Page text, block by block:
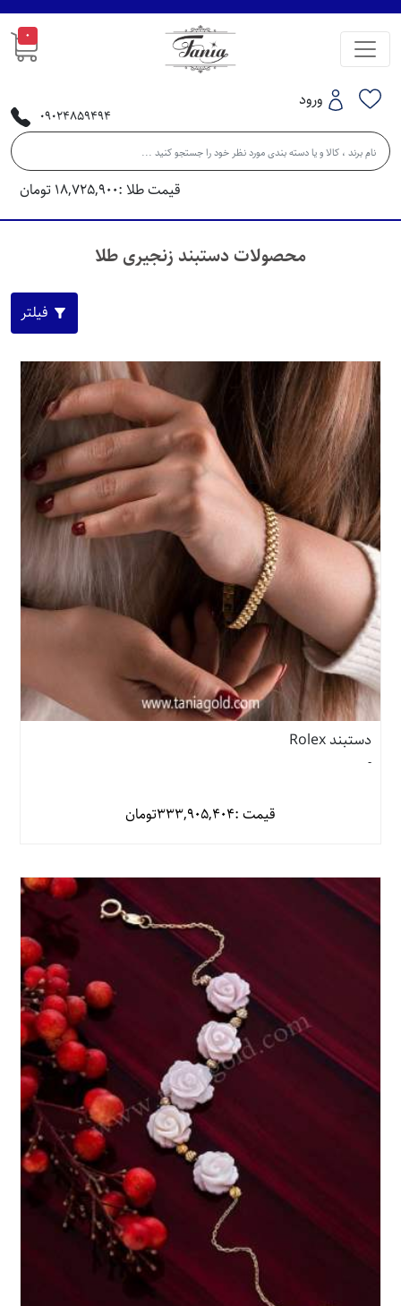
0
ورود
09024859494
قیمت طلا :18,725,900 تومان
محصولات دستبند زنجیری طلا
دستبند Rolex
-
قیمت :333,905,404تومان